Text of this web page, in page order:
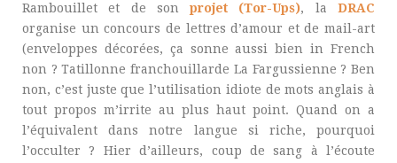
Rambouillet et de sonprojet (Tor-Ups), laDRAC
organise un concours de lettres d’amour et de mail-art
(enveloppes décorées, ça sonne aussi bien in French
non ? Tatillonne franchouillarde La Fargussienne ? Ben
non, c’est juste que l’utilisation idiote de mots anglais à
tout propos m’irrite au plus haut point. Quand on a
l’équivalent dans notre langue si riche, pourquoi
l’occulter ? Hier d’ailleurs, coup de sang à l’écoute